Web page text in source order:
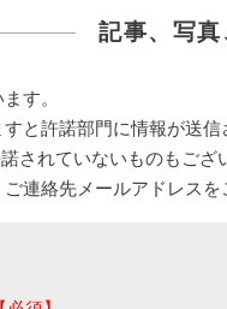
記事、写
す。
と許諾部門に情報が送
されていないものもござ
連絡先メールアドレス